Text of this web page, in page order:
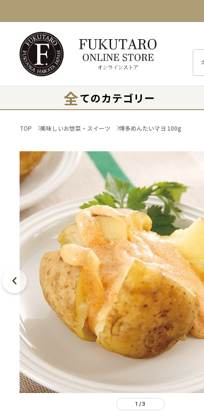
全てのカテゴリー
TOP 美味しいお惣菜・スイーツ 博多めんたいマヨ 100g
1 /3